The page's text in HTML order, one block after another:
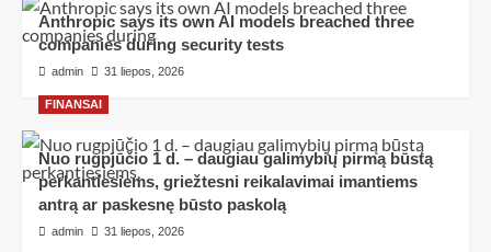
Anthropic says its own AI models breached three
companies during security tests
admin 31 liepos, 2026
FINANSAI
Nuo rugpjūčio 1 d. – daugiau galimybių pirmą būstą
perkantiesiems, griežtesni reikalavimai imantiems
antrą ar paskesnę būsto paskolą
admin 31 liepos, 2026